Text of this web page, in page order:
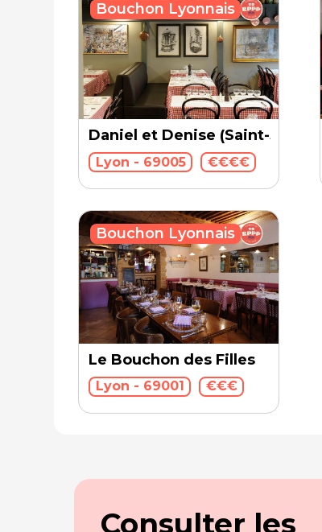
Daniel et Denise (Saint-Jean)
Lyon - 69005 €€€€
Bouchon Lyonnais
Le Bouchon des Filles
Lyon - 69001 €€€
Bouchon Lyonnais
Consulter les